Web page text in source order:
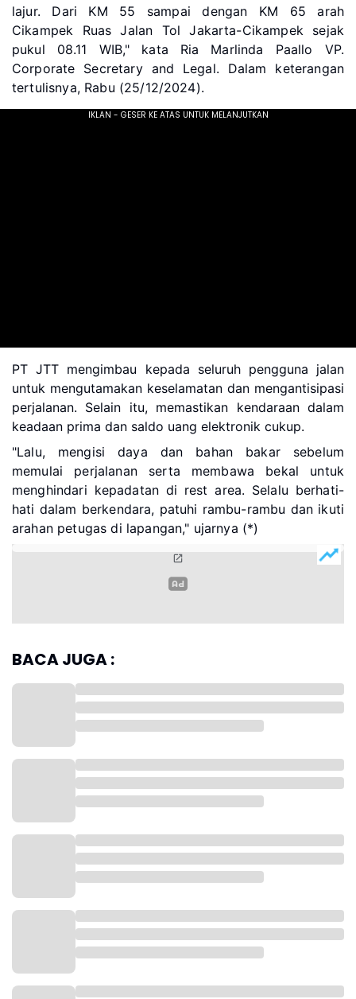
lajur. Dari KM 55 sampai dengan KM 65 arah
Cikampek Ruas Jalan Tol Jakarta-Cikampek sejak
pukul 08.11 WIB," kata Ria Marlinda Paallo VP.
Corporate Secretary and Legal. Dalam keterangan
tertulisnya, Rabu (25/12/2024).
PT JTT mengimbau kepada seluruh pengguna jalan
untuk mengutamakan keselamatan dan mengantisipasi
perjalanan. Selain itu, memastikan kendaraan dalam
keadaan prima dan saldo uang elektronik cukup.
"Lalu, mengisi daya dan bahan bakar sebelum
memulai perjalanan serta membawa bekal untuk
menghindari kepadatan di rest area. Selalu berhati-
hati dalam berkendara, patuhi rambu-rambu dan ikuti
arahan petugas di lapangan," ujarnya (*)
BACA JUGA :